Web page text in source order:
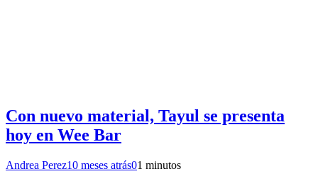
Con nuevo material, Tayul se presenta
hoy en Wee Bar
Andrea Perez10 meses atrás01 minutos